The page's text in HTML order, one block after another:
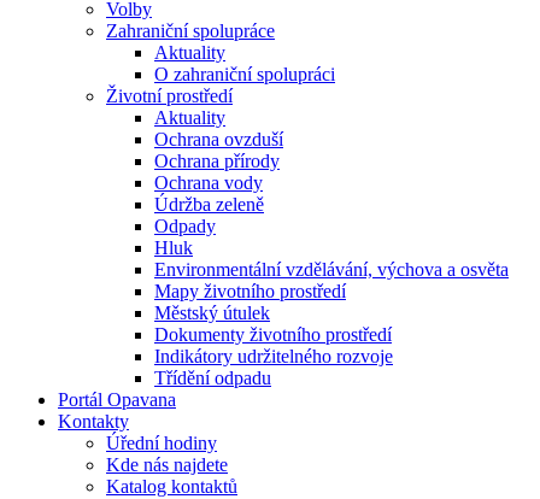
Volby
Zahraniční spolupráce
Aktuality
O zahraniční spolupráci
Životní prostředí
Aktuality
Ochrana ovzduší
Ochrana přírody
Ochrana vody
Údržba zeleně
Odpady
Hluk
Environmentální vzdělávání, výchova a osvěta
Mapy životního prostředí
Městský útulek
Dokumenty životního prostředí
Indikátory udržitelného rozvoje
Třídění odpadu
Portál Opavana
Kontakty
Úřední hodiny
Kde nás najdete
Katalog kontaktů